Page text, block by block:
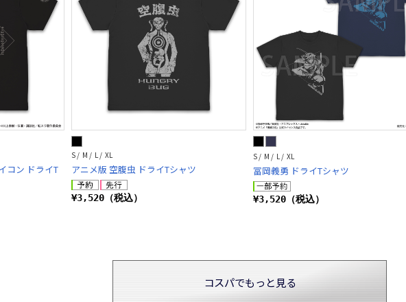
コン ドライT
S / M / L / XL
アニメ版 空腹虫 ドライTシャツ
¥3,520（税込）
S / M / L / XL
冨岡義勇 ドライTシャツ
¥3,520（税込）
コスパでもっと見る